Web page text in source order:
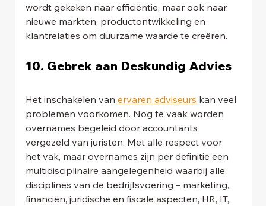
wordt gekeken naar efficiëntie, maar ook naar
nieuwe markten, productontwikkeling en
klantrelaties om duurzame waarde te creëren.
10. Gebrek aan Deskundig Advies
Het inschakelen van ervaren adviseurs kan veel
problemen voorkomen. Nog te vaak worden
overnames begeleid door accountants
vergezeld van juristen. Met alle respect voor
het vak, maar overnames zijn per definitie een
multidisciplinaire aangelegenheid waarbij alle
disciplines van de bedrijfsvoering – marketing,
financiën, juridische en fiscale aspecten, HR, IT,